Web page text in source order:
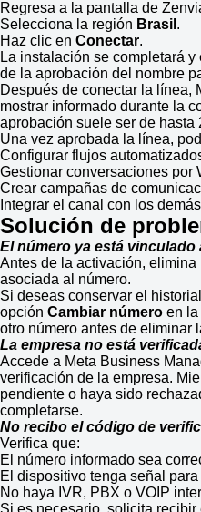
Regresa a la pantalla de
Selecciona la región Brasil .
Haz clic en Conectar.
La instalación se completará
de la aprobación del nombre
Después de conectar la línea,
mostrar informado durante la
aprobación suele ser de hasta
Una vez aprobada la línea,
Configurar flujos
Gestionar conversaciones por
Crear campañas de
Integrar el canal con los
Solución de
El número ya está
Antes de la activación,
asociada al número.
Si deseas conservar el
opción Cambiar número en la
otro número antes de eliminar
La empresa no está
Accede a Meta Business
verificación de la empresa.
pendiente o haya sido
completarse.
No recibo el código de
Verifica que:
El número informado sea
El dispositivo tenga señal
No haya IVR, PBX o VOIP
Si es necesario, solicita